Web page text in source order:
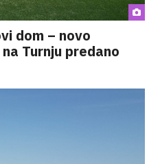
dom – novo
Turnju predano